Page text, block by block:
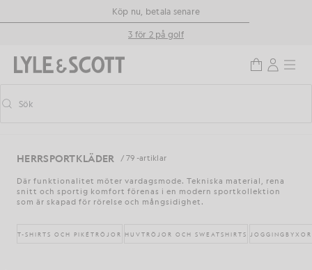
Gå direkt till huvudinnehållet
Information om tillgänglighetKöp nu, betala senare
3 för 2 på golf
Aktivera/inaktivera prediktiv sökning
Sök
HERRSPORTKLÄDER / 79 -artiklar
Där funktionalitet möter vardagsmode. Tekniska material, rena
snitt och sportig komfort förenas i en modern sportkollektion
som är skapad för rörelse och mångsidighet.
T-SHIRTS OCH PIKÉTRÖJOR HUVTRÖJOR OCH SWEATSHIRTS